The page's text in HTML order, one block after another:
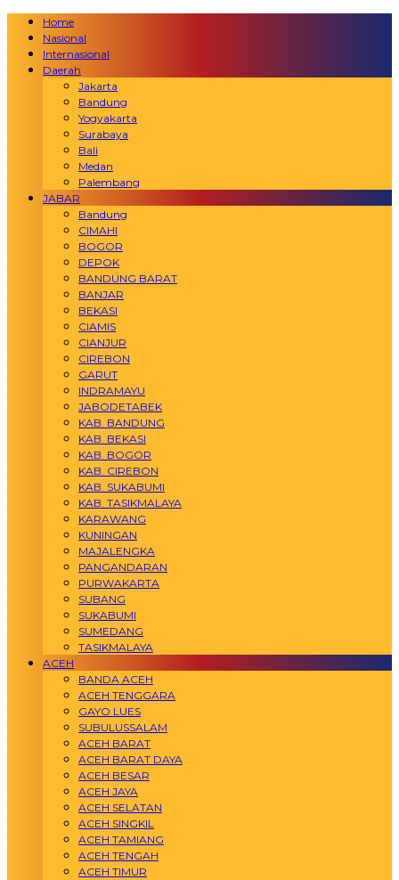
Home
Nasional
Internasional
Daerah
Jakarta
Bandung
Yogyakarta
Surabaya
Bali
Medan
Palembang
JABAR
Bandung
CIMAHI
BOGOR
DEPOK
BANDUNG BARAT
BANJAR
BEKASI
CIAMIS
CIANJUR
CIREBON
GARUT
INDRAMAYU
JABODETABEK
KAB. BANDUNG
KAB. BEKASI
KAB. BOGOR
KAB. CIREBON
KAB. SUKABUMI
KAB. TASIKMALAYA
KARAWANG
KUNINGAN
MAJALENGKA
PANGANDARAN
PURWAKARTA
SUBANG
SUKABUMI
SUMEDANG
TASIKMALAYA
ACEH
BANDA ACEH
ACEH TENGGARA
GAYO LUES
SUBULUSSALAM
ACEH BARAT
ACEH BARAT DAYA
ACEH BESAR
ACEH JAYA
ACEH SELATAN
ACEH SINGKIL
ACEH TAMIANG
ACEH TENGAH
ACEH TIMUR